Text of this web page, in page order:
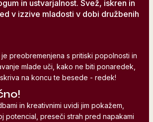
in ustvarjalnost. Svež, iskren in
v izzive mladosti v dobi družbenih
je preobremenjena s pritiski popolnosti in
mlade uči, kako ne biti ponaredek,
na koncu te besede - redek!
in kreativnimi uvidi jim pokažem,
potencial, preseči strah pred napakami